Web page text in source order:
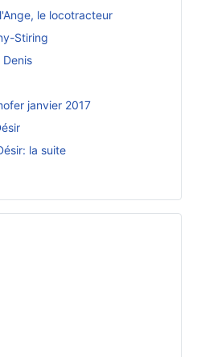
le locotracteur
Stiring
Denis
janvier 2017
la suite